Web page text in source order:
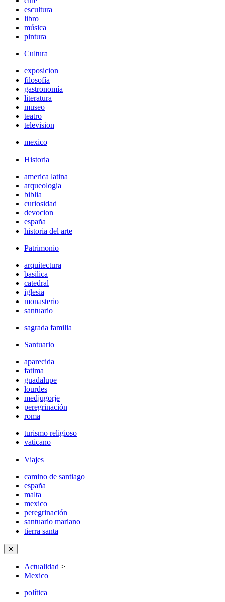
escultura
libro
música
pintura
Cultura
exposicion
filosofía
gastronomía
literatura
museo
teatro
television
mexico
Historia
america latina
arqueologia
biblia
curiosidad
devocion
españa
historia del arte
Patrimonio
arquitectura
basilica
catedral
iglesia
monasterio
santuario
sagrada familia
Santuario
aparecida
fatima
guadalupe
lourdes
medjugorje
peregrinación
roma
turismo religioso
vaticano
Viajes
camino de santiago
españa
malta
mexico
peregrinación
santuario mariano
tierra santa
✕
Actualidad >
Mexico
política